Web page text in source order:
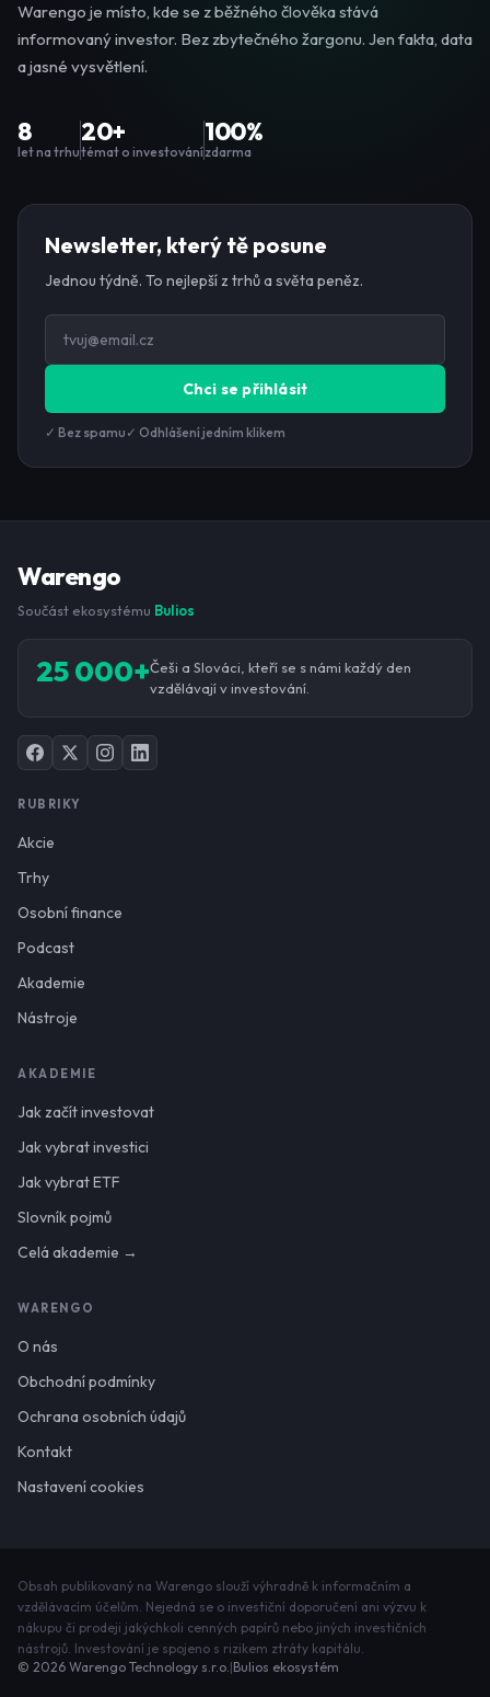
Warengo je místo, kde se z běžného člověka stává
informovaný investor. Bez zbytečného žargonu. Jen fakta, data
a jasné vysvětlení.
8
let na trhu
20+
témat o investování
100%
zdarma
Newsletter, který tě posune
Jednou týdně. To nejlepší z trhů a světa peněz.
Chci se přihlásit
✓ Bez spamu ✓ Odhlášení jedním klikem
Warengo
Součást ekosystému Bulios
25 000+Češi a Slováci, kteří se s námi každý den
vzdělávají v investování.
RUBRIKY
Akcie
Trhy
Osobní finance
Podcast
Akademie
Nástroje
AKADEMIE
Jak začít investovat
Jak vybrat investici
Jak vybrat ETF
Slovník pojmů
Celá akademie →
WARENGO
O nás
Obchodní podmínky
Ochrana osobních údajů
Kontakt
Nastavení cookies
Obsah publikovaný na Warengo slouží výhradně k informačním a
vzdělávacím účelům. Nejedná se o investiční doporučení ani výzvu k
nákupu či prodeji jakýchkoli cenných papírů nebo jiných investičních
nástrojů. Investování je spojeno s rizikem ztráty kapitálu.
© 2026 Warengo Technology s.r.o.|Bulios ekosystém